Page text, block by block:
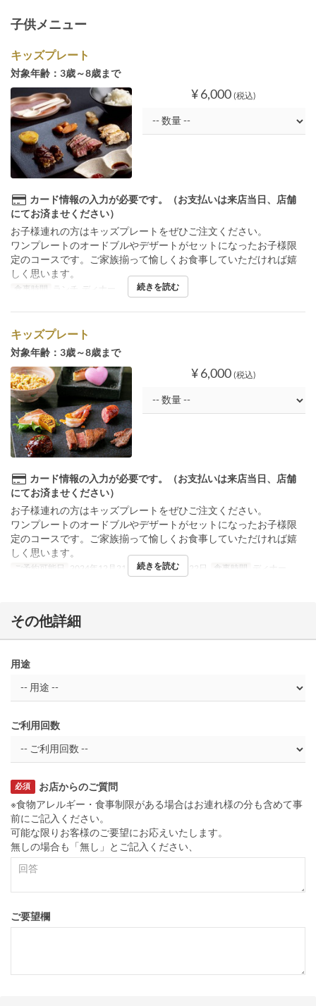
子供メニュー
キッズプレート
対象年齢：3歳～8歳まで
¥ 6,000 (税込)
カード情報の入力が必要です。（お支払いは来店当日、店舗
にてお済ませください）
お子様連れの方はキッズプレートをぜひご注文ください。
ワンプレートのオードブルやデザートがセットになったお子様限
定のコースです。ご家族揃って愉しくお食事していただければ嬉
しく思います。
食事時間 ランチ, ディナー 続きを読む
キッズプレート
対象年齢：3歳～8歳まで
¥ 6,000 (税込)
カード情報の入力が必要です。（お支払いは来店当日、店舗
にてお済ませください）
お子様連れの方はキッズプレートをぜひご注文ください。
ワンプレートのオードブルやデザートがセットになったお子様限
定のコースです。ご家族揃って愉しくお食事していただければ嬉
しく思います。
ご予約可能日 2024年12月21日 ~ 2024年12月22日 食事時間 ディナー
続きを読む
その他詳細
用途
ご利用回数
お店からのご質問
必須
※食物アレルギー・食事制限がある場合はお連れ様の分も含めて事
前にご記入ください。
可能な限りお客様のご要望にお応えいたします。
無しの場合も「無し」とご記入ください、
ご要望欄